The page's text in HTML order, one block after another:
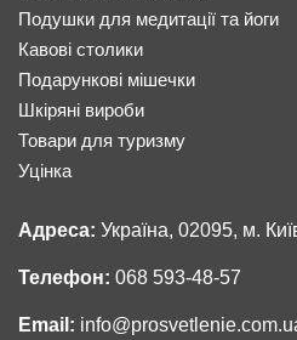
Подушки для медитації та йоги
Кавові столики
Подарункові мішечки
Шкіряні вироби
Товари для туризму
Уцінка
Адреса: Україна, 02095, м.
Телефон: 068 593-48-57
Email: